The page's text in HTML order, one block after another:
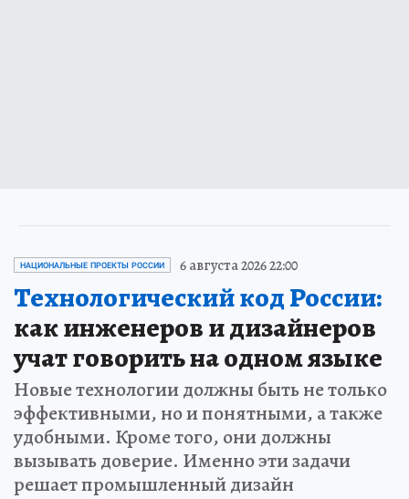
НАЦИОНАЛЬНЫЕ ПРОЕКТЫ РОССИИ 6 августа 2026 22:00
Технологический код России:
как инженеров и дизайнеров
учат говорить на одном языке
Новые технологии должны быть не только
эффективными, но и понятными, а также
удобными. Кроме того, они должны
вызывать доверие. Именно эти задачи
решает промышленный дизайн